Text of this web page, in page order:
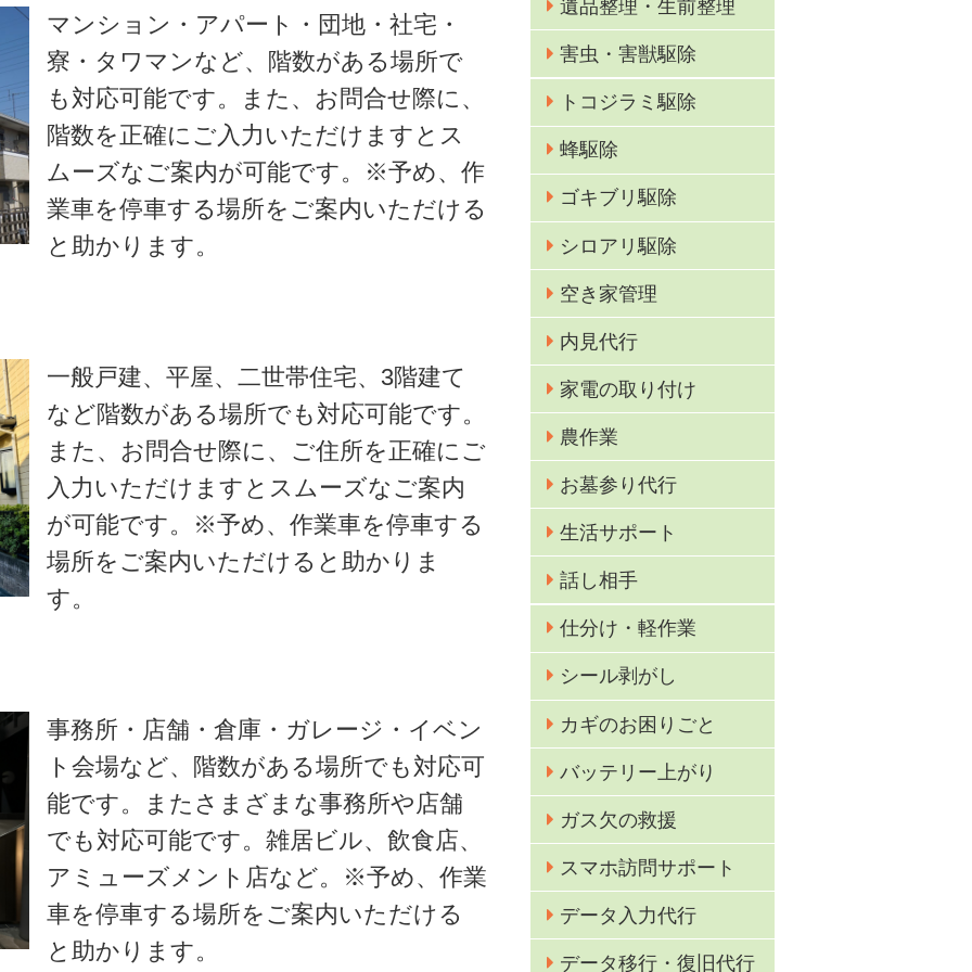
マンション・アパート・団地・社宅・
寮・タワマンなど、階数がある場所で
も対応可能です。また、お問合せ際に、
階数を正確にご入力いただけますとス
ムーズなご案内が可能です。※予め、作
業車を停車する場所をご案内いただける
と助かります。
一般戸建、平屋、二世帯住宅、3階建て
など階数がある場所でも対応可能です。
また、お問合せ際に、ご住所を正確にご
入力いただけますとスムーズなご案内
が可能です。※予め、作業車を停車する
場所をご案内いただけると助かりま
す。
事務所・店舗・倉庫・ガレージ・イベン
ト会場など、階数がある場所でも対応可
能です。またさまざまな事務所や店舗
でも対応可能です。雑居ビル、飲食店、
アミューズメント店など。※予め、作業
車を停車する場所をご案内いただける
と助かります。
遺品整理・生前整理
害虫・害獣駆除
トコジラミ駆除
蜂駆除
ゴキブリ駆除
シロアリ駆除
空き家管理
内見代行
家電の取り付け
農作業
お墓参り代行
生活サポート
話し相手
仕分け・軽作業
シール剥がし
カギのお困りごと
バッテリー上がり
ガス欠の救援
スマホ訪問サポート
データ入力代行
データ移行・復旧代行